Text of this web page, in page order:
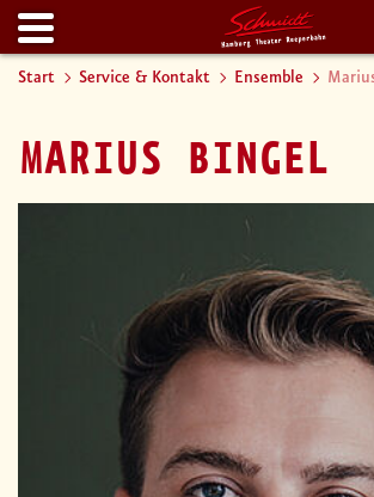
Start Service & Kontakt Ensemble
MARIUS BINGEL